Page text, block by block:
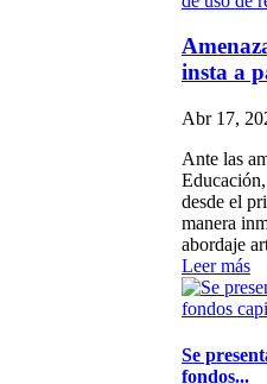
insta a
Abr 17,
Ante las
desde el
manera
abordaje
Leer más
Se
fondos...